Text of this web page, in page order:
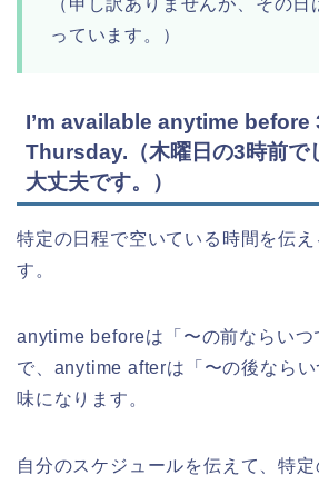
っています。）
I’m available anytime before
Thursday.（木曜日の3時前で
大丈夫です。）
特定の日程で空いている時間を伝
す。
anytime beforeは「〜の前ならいつ
で、anytime afterは「〜の後なら
味になります。
自分のスケジュールを伝えて、特